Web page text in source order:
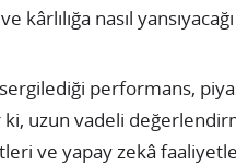
nasıl
performans,
uzun vadeli
ve yapay zekâ